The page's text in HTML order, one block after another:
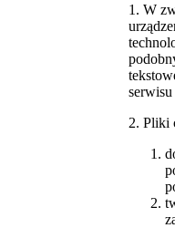
1. W
2. Pliki